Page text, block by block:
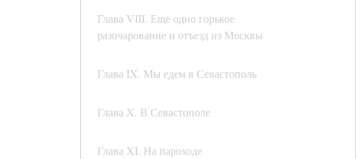
Глава VIII. Ещё одно горькое
разочарование и отъезд из Москвы
Глава IX. Мы едем в Севастополь
Глава X. В Севастополе
Глава XI. На пароходе